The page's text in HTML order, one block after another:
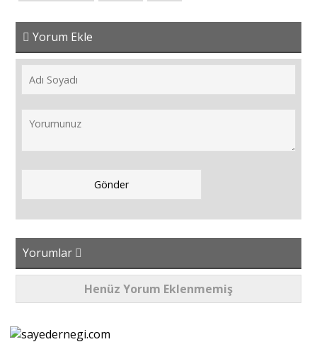
Yorum Ekle
Yorumlar
Henüz Yorum Eklenmemiş